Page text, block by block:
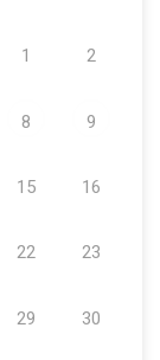
1 2
8 9
15 16
22 23
29 30